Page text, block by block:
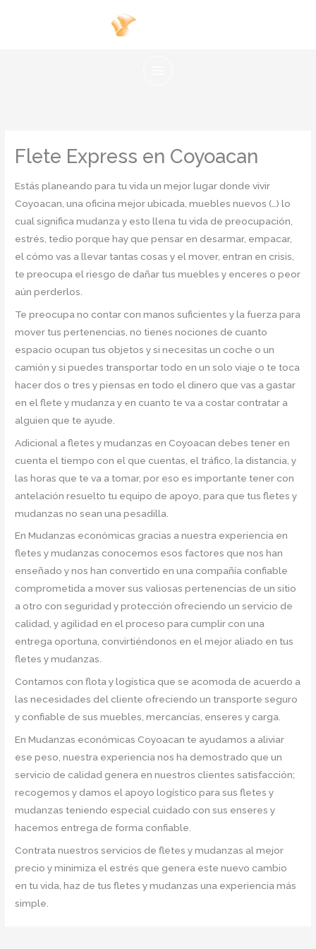
Flete Express en Coyoacan
Estás planeando para tu vida un mejor lugar donde vivir
Coyoacan, una oficina mejor ubicada, muebles nuevos (…) lo
cual significa mudanza y esto llena tu vida de preocupación,
estrés, tedio porque hay que pensar en desarmar, empacar,
el cómo vas a llevar tantas cosas y el mover, entran en crisis,
te preocupa el riesgo de dañar tus muebles y enceres o peor
aún perderlos.
Te preocupa no contar con manos suficientes y la fuerza para
mover tus pertenencias, no tienes nociones de cuanto
espacio ocupan tus objetos y si necesitas un coche o un
camión y si puedes transportar todo en un solo viaje o te toca
hacer dos o tres y piensas en todo el dinero que vas a gastar
en el flete y mudanza y en cuanto te va a costar contratar a
alguien que te ayude.
Adicional a fletes y mudanzas en Coyoacan debes tener en
cuenta el tiempo con el que cuentas, el tráfico, la distancia, y
las horas que te va a tomar, por eso es importante tener con
antelación resuelto tu equipo de apoyo, para que tus fletes y
mudanzas no sean una pesadilla.
En Mudanzas económicas gracias a nuestra experiencia en
fletes y mudanzas conocemos esos factores que nos han
enseñado y nos han convertido en una compañía confiable
comprometida a mover sus valiosas pertenencias de un sitio
a otro con seguridad y protección ofreciendo un servicio de
calidad, y agilidad en el proceso para cumplir con una
entrega oportuna, convirtiéndonos en el mejor aliado en tus
fletes y mudanzas.
Contamos con flota y logística que se acomoda de acuerdo a
las necesidades del cliente ofreciendo un transporte seguro
y confiable de sus muebles, mercancías, enseres y carga.
En Mudanzas económicas Coyoacan te ayudamos a aliviar
ese peso, nuestra experiencia nos ha demostrado que un
servicio de calidad genera en nuestros clientes satisfacción;
recogemos y damos el apoyo logístico para sus fletes y
mudanzas teniendo especial cuidado con sus enseres y
hacemos entrega de forma confiable.
Contrata nuestros servicios de fletes y mudanzas al mejor
precio y minimiza el estrés que genera este nuevo cambio
en tu vida, haz de tus fletes y mudanzas una experiencia más
simple.